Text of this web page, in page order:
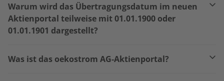
Warum wird das Übertragungsdatum im neuen
Aktienportal teilweise mit 01.01.1900 oder
01.01.1901 dargestellt?
Was ist das oekostrom AG-Aktienportal?